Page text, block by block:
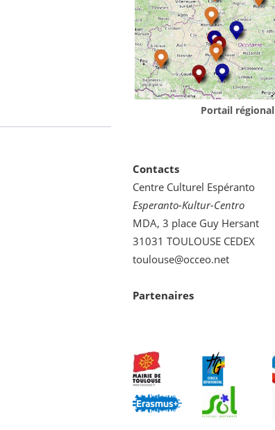
Portail régional
Contacts
Centre Culturel Espéranto
Esperanto-Kultur-Centro
MDA, 3 place Guy Hersant
31031 TOULOUSE CEDEX
toulouse@occeo.net
Partenaires